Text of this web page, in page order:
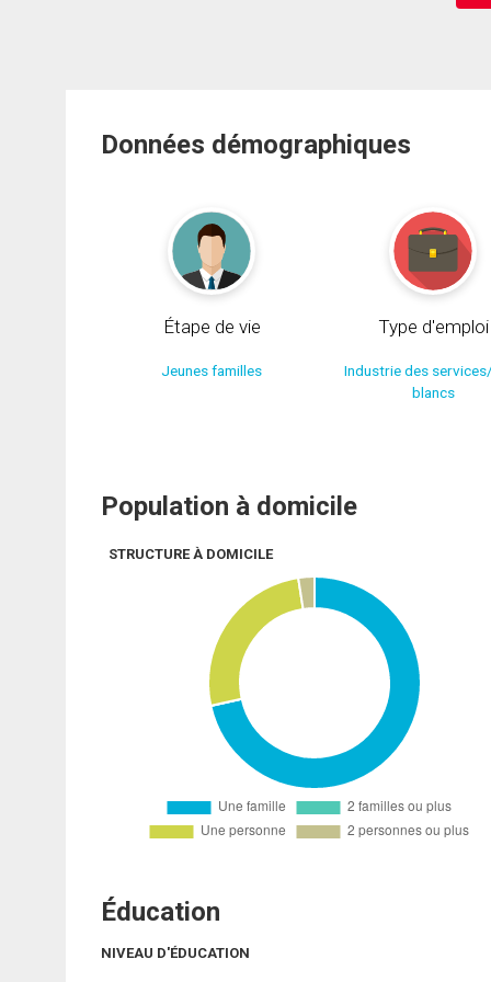
Données démographiques
Étape de vie
Jeunes familles
Type d'emploi
Industrie des
blancs
Population à domicile
STRUCTURE À DOMICILE
Éducation
NIVEAU D'ÉDUCATION